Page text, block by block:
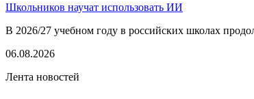
Школьников научат использовать ИИ
В 2026/27 учебном году в российских школах
06.08.2026
Лента новостей